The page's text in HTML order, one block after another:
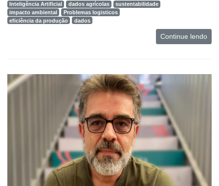
Inteligência Artificial
dados agrícolas
sustentabilidade
impacto ambiental
Problemas logisticos
eficiência da produção
dados
Continue lendo